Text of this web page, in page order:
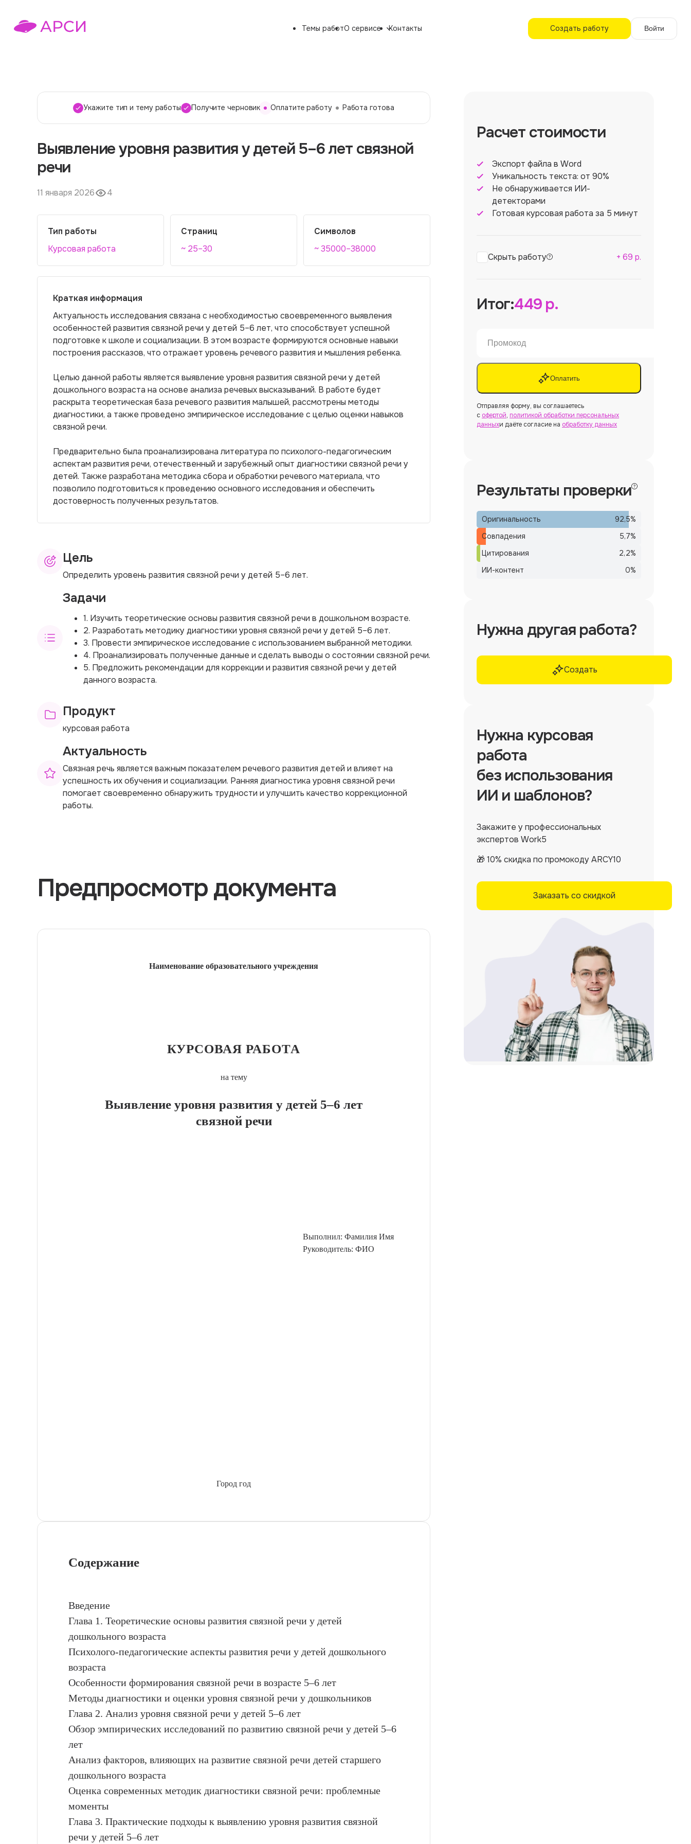
Темы работО сервисе Контакты Создать работу Войти
Укажите тип и тему работы Получите черновик Оплатите работу Работа готова
Выявление уровня развития у детей 5–6 лет связной
речи
11 января 2026 4
Тип работы
Курсовая работа
Страниц
~ 25–30
Символов
~ 35000–38000
Краткая информация
Актуальность исследования связана с необходимостью своевременного выявления
особенностей развития связной речи у детей 5–6 лет, что способствует успешной
подготовке к школе и социализации. В этом возрасте формируются основные навыки
построения рассказов, что отражает уровень речевого развития и мышления ребенка.
Целью данной работы является выявление уровня развития связной речи у детей
дошкольного возраста на основе анализа речевых высказываний. В работе будет
раскрыта теоретическая база речевого развития малышей, рассмотрены методы
диагностики, а также проведено эмпирическое исследование с целью оценки навыков
связной речи.
Предварительно была проанализирована литература по психолого-педагогическим
аспектам развития речи, отечественный и зарубежный опыт диагностики связной речи у
детей. Также разработана методика сбора и обработки речевого материала, что
позволило подготовиться к проведению основного исследования и обеспечить
достоверность полученных результатов.
Цель
Определить уровень развития связной речи у детей 5–6 лет.
Задачи
1. Изучить теоретические основы развития связной речи в дошкольном возрасте.
2. Разработать методику диагностики уровня связной речи у детей 5–6 лет.
3. Провести эмпирическое исследование с использованием выбранной методики.
4. Проанализировать полученные данные и сделать выводы о состоянии связной речи.
5. Предложить рекомендации для коррекции и развития связной речи у детей
данного возраста.
Продукт
курсовая работа
Актуальность
Связная речь является важным показателем речевого развития детей и влияет на
успешность их обучения и социализации. Ранняя диагностика уровня связной речи
помогает своевременно обнаружить трудности и улучшить качество коррекционной
работы.
Предпросмотр документа
Наименование образовательного учреждения
КУРСОВАЯ РАБОТА
на тему
Выявление уровня развития у детей 5–6 лет
связной речи
Выполнил: Фамилия Имя
Руководитель: ФИО
Город год
Содержание
Введение
Глава 1. Теоретические основы развития связной речи у детей
дошкольного возраста
Психолого-педагогические аспекты развития речи у детей дошкольного
возраста
Особенности формирования связной речи в возрасте 5–6 лет
Методы диагностики и оценки уровня связной речи у дошкольников
Глава 2. Анализ уровня связной речи у детей 5–6 лет
Обзор эмпирических исследований по развитию связной речи у детей 5–6
лет
Анализ факторов, влияющих на развитие связной речи детей старшего
дошкольного возраста
Оценка современных методик диагностики связной речи: проблемные
моменты
Глава 3. Практические подходы к выявлению уровня развития связной
речи у детей 5–6 лет
Расчет стоимости
Экспорт файла в Word
Уникальность текста: от 90%
Не обнаруживается ИИ-
детекторами
Готовая курсовая работа за 5 минут
Скрыть работу + 69 р.
Итог:449р.
Оплатить
Отправляя форму, вы соглашаетесь
с офертой, политикой обработки персональных
данныхи даёте согласие на обработку данных
Результаты проверки
Оригинальность 92,5%
Совпадения
5,7%
Цитирования
2,2%
ИИ-контент
0%
Нужна другая работа?
Создать
Нужна курсовая
работа
без использования
ИИ и шаблонов?
Закажите у профессиональных
экспертов Work5
🎁 10% скидка по промокоду ARCY10
Заказать со скидкой